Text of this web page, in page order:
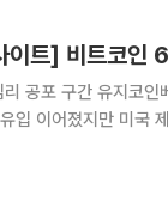
공포 구간 유지코인
지만 미국 제도 지연이 상
기업의 실적에도 반영